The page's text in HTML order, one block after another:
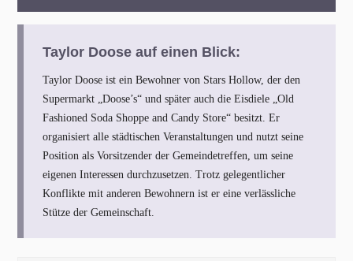
Taylor Doose auf einen Blick:
Taylor Doose ist ein Bewohner von Stars Hollow, der den
Supermarkt „Doose’s“ und später auch die Eisdiele „Old
Fashioned Soda Shoppe and Candy Store“ besitzt. Er
organisiert alle städtischen Veranstaltungen und nutzt seine
Position als Vorsitzender der Gemeindetreffen, um seine
eigenen Interessen durchzusetzen. Trotz gelegentlicher
Konflikte mit anderen Bewohnern ist er eine verlässliche
Stütze der Gemeinschaft.